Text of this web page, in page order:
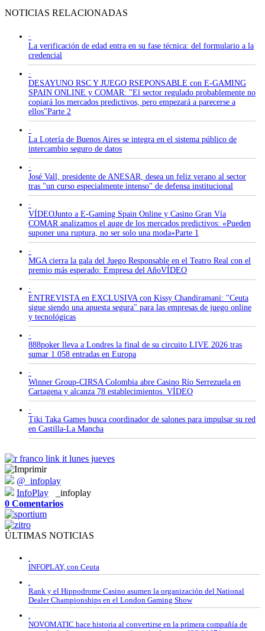
NOTICIAS RELACIONADAS
·
La verificación de edad entra en su fase técnica: del formulario a la
credencial
·
DESAYUNO RSC Y JUEGO RSEPONSABLE con E-GAMING
SPAIN ONLINE y COMAR: "El sector regulado probablemente no
copiará los mercados predictivos, pero empezará a parecerse a
ellos"Parte 2
·
La Lotería de Buenos Aires se integra en el sistema público de
intercambio seguro de datos
·
José Vall, presidente de ANESAR, desea un feliz verano al sector
tras "un curso especialmente intenso" de defensa institucional
·
VÍDEOJunto a E-Gaming Spain Online y Casino Gran Vía
COMAR analizamos el auge de los mercados predictivos: «Pueden
suponer una ruptura, no ser solo una moda»Parte 1
·
MGA cierra la gala del Juego Responsable en el Teatro Real con el
premio más esperado: Empresa del AñoVÍDEO
·
ENTREVISTA en EXCLUSIVA con Kissy Chandiramani: "Ceuta
sigue siendo una apuesta segura" para las empresas de juego online
y tecnológicas
·
888poker lleva a Londres la final de su circuito LIVE 2026 tras
sumar 1.058 entradas en Europa
·
Winner Group-CIRSA Colombia abre Casino Río Serrezuela en
Cartagena y alcanza 78 establecimientos. VÍDEO
·
Tiki Taka Games busca coordinador de salones para impulsar su red
en Castilla-La Mancha
@_infoplay
InfoPlay _infoplay
0 Comentarios
ÚLTIMAS NOTICIAS
.
INFOPLAY, con Ceuta
.
Rank y el Hippodrome Casino asumen la organización del National
Dealer Championships en el London Gaming Show
.
NOVOMATIC hace historia al convertirse en la primera compañía de